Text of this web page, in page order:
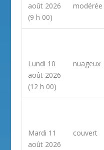
août 2026
(9 h 00)
modérée
Lundi 10
août 2026
(12 h 00)
nuageux
Mardi 11
août 2026
couvert